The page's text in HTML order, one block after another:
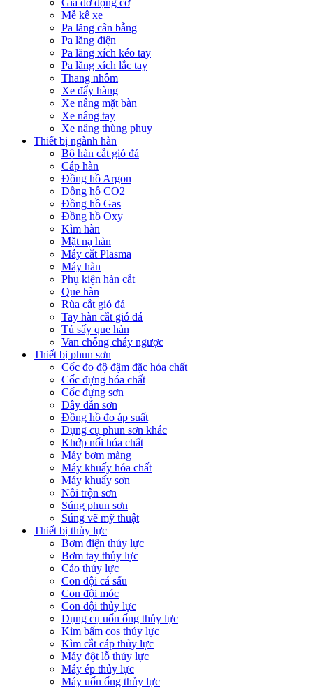
Mễ kê xe
Pa lăng cân bằng
Pa lăng điện
Pa lăng xích kéo tay
Pa lăng xích lắc tay
Thang nhôm
Xe đẩy hàng
Xe nâng mặt bàn
Xe nâng tay
Xe nâng thùng phuy
Thiết bị ngành hàn
Bộ hàn cắt gió đá
Cáp hàn
Đồng hồ Argon
Đồng hồ CO2
Đồng hồ Gas
Đồng hồ Oxy
Kìm hàn
Mặt nạ hàn
Máy cắt Plasma
Máy hàn
Phụ kiện hàn cắt
Que hàn
Rùa cắt gió đá
Tay hàn cắt gió đá
Tủ sấy que hàn
Van chống cháy ngược
Thiết bị phun sơn
Cốc đo độ đậm đặc hóa chất
Cốc đựng hóa chất
Cốc đựng sơn
Dây dẫn sơn
Đồng hồ đo áp suất
Dụng cụ phun sơn khác
Khớp nối hóa chất
Máy bơm màng
Máy khuấy hóa chất
Máy khuấy sơn
Nồi trộn sơn
Súng phun sơn
Súng vẽ mỹ thuật
Thiết bị thủy lực
Bơm điện thủy lực
Bơm tay thủy lực
Cảo thủy lực
Con đội cá sấu
Con đội móc
Con đội thủy lực
Dụng cụ uốn ống thủy lực
Kìm bấm cos thủy lực
Kìm cắt cáp thủy lực
Máy đột lỗ thủy lực
Máy ép thủy lực
Máy uốn ống thủy lực